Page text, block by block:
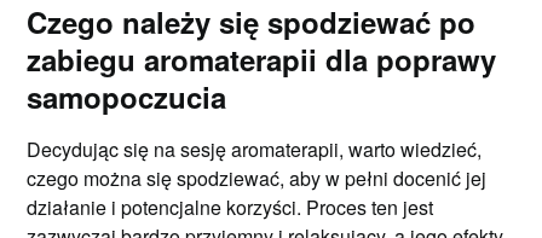
Czego należy się spodziewać po
zabiegu aromaterapii dla poprawy
samopoczucia
Decydując się na sesję aromaterapii, warto wiedzieć,
czego można się spodziewać, aby w pełni docenić jej
działanie i potencjalne korzyści. Proces ten jest